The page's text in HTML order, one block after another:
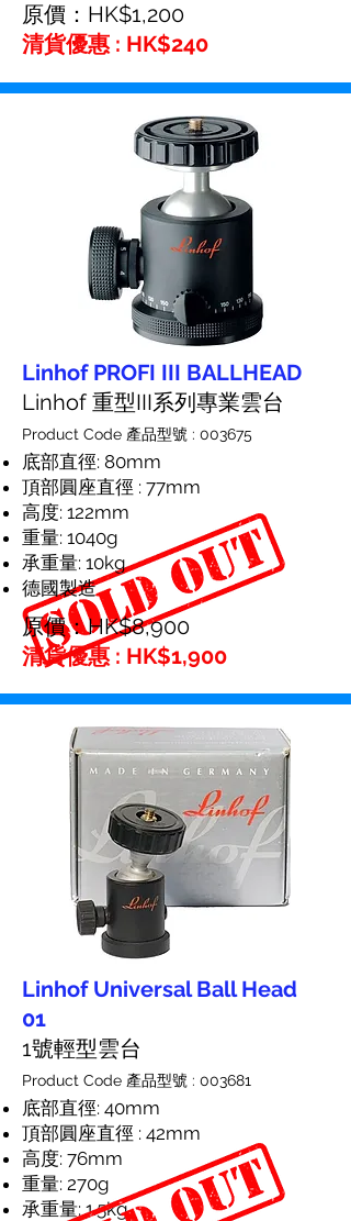
原價：HK$1,200
清貨優惠 : HK$240
Linhof PROFI III BALLHEAD
Linhof 重型III系列專業雲台
Product Code 產品型號 : 003675
底部直徑: 80mm
頂部圓座直徑 : 77mm
高度: 122mm
重量: 1040g
承重量: 10kg
德國製造
原價：HK$8,900
清貨優惠 : HK$1,900
Linhof Universal Ball Head
01
1號輕型雲台
Product Code 產品型號 : 003681
底部直徑: 40mm
頂部圓座直徑 : 42mm
高度: 76mm
重量: 270g
承重量: 1.5kg